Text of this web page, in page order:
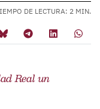
DE LECTURA: 2 MIN.
Real un